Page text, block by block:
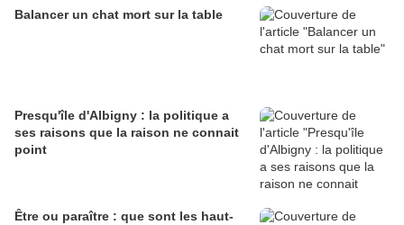
Balancer un chat mort sur la table
Presqu'île d'Albigny : la politique a
ses raisons que la raison ne connait
point
Être ou paraître : que sont les haut-